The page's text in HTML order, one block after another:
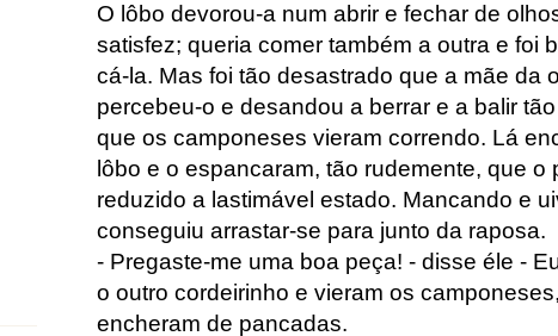
O lôbo devorou-a num abrir e fechar de
satisfez; queria comer também a outra e foi
cá-la. Mas foi tão desastrado que a mãe da
percebeu-o e desandou a berrar e a balir
que os camponeses vieram correndo. Lá
lôbo e o espancaram, tão rudemente, que o
reduzido a lastimável estado. Mancando e
conseguiu arrastar-se para junto da raposa.
- Pregaste-me uma boa peça! - disse éle -
o outro cordeirinho e vieram os
encheram de pancadas.